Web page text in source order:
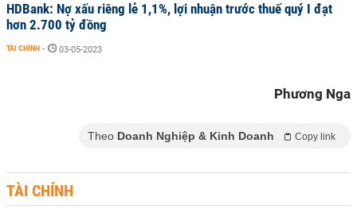
HDBank: Nợ xấu riêng lẻ 1,1%, lợi nhuận trước thuế quý I đạt
hơn 2.700 tỷ đồng
TÀI CHÍNH - 03-05-2023
Phương Nga
Theo Doanh Nghiệp & Kinh Doanh Copy link
TÀI CHÍNH